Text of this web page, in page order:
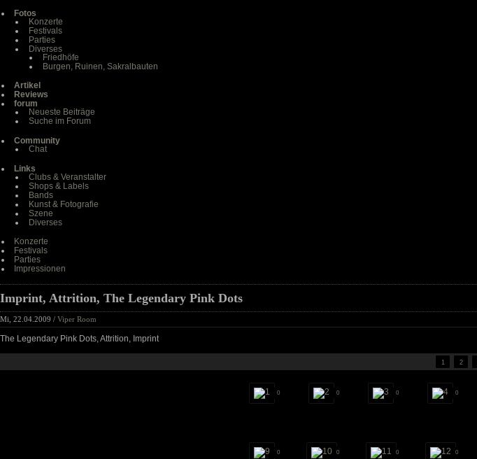
Fotos
Konzerte
Festivals
Parties
Diverses
Friedhöfe
Burgen, Ruinen, Sakralbauten
Artikel
Reviews
forum
Neueste Beiträge
Suche im Forum
Community
Chat
Links
Clubs & Veranstalter
Shops & Labels
Bands
Kunst & Fotografie
Szene
Diverses
Konzerte
Festivals
Parties
Impressionen
Imprint, Attrition, The Legendary Pink Dots
Mi, 22.04.2009 / Viper Room
The Legendary Pink Dots, Attrition, Imprint
1 2
0 0 0 0
0 0 0 0